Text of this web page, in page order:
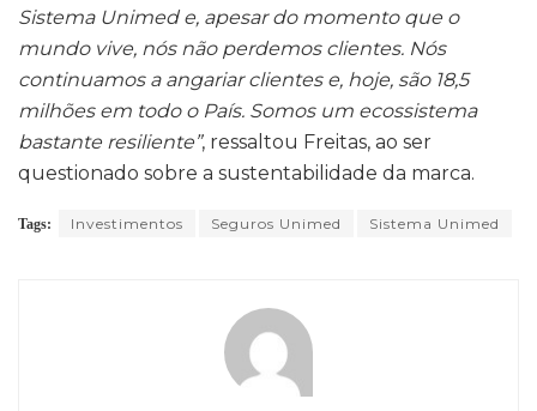
Sistema Unimed e, apesar do momento que o
mundo vive, nós não perdemos clientes. Nós
continuamos a angariar clientes e, hoje, são 18,5
milhões em todo o País. Somos um ecossistema
bastante resiliente”, ressaltou Freitas, ao ser
questionado sobre a sustentabilidade da marca.
Tags: Investimentos Seguros Unimed Sistema Unimed